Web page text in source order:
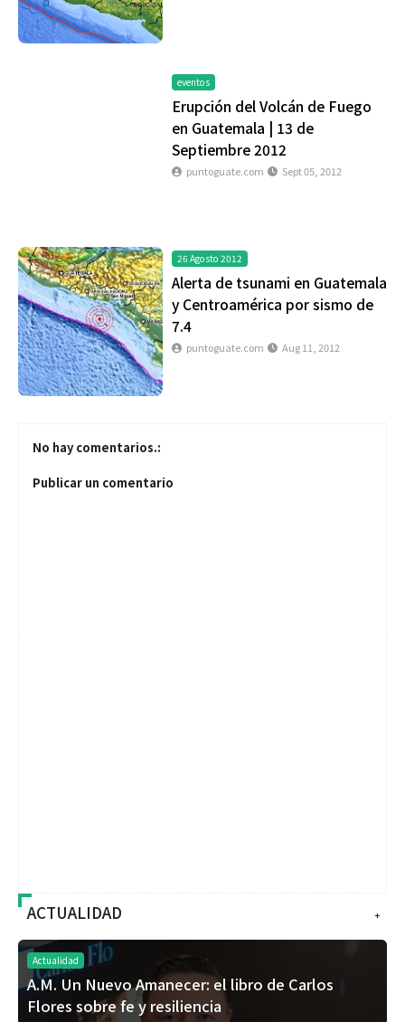
eventos
Erupción del Volcán de Fuego
en Guatemala | 13 de
Septiembre 2012
puntoguate.com Sept 05, 2012
26 Agosto 2012
Alerta de tsunami en Guatemala
y Centroamérica por sismo de
7.4
puntoguate.com Aug 11, 2012
No hay comentarios.:
Publicar un comentario
+
ACTUALIDAD
Actualidad
A.M. Un Nuevo Amanecer: el libro de Carlos
Flores sobre fe y resiliencia